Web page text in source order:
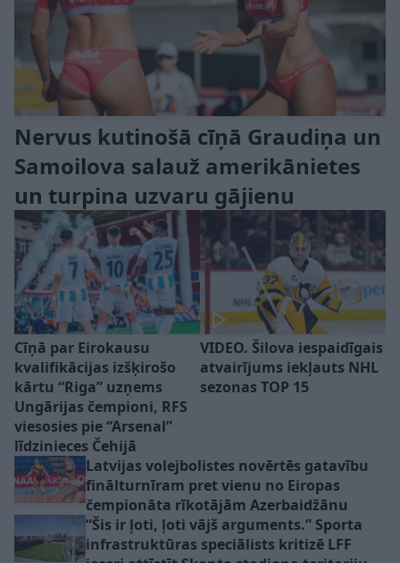
Nervus kutinošā cīņā Graudiņa un
Samoilova salauž amerikānietes
un turpina uzvaru gājienu
Cīņā par Eirokausu
kvalifikācijas izšķirošo
kārtu “Riga” uzņems
Ungārijas čempioni, RFS
viesosies pie “Arsenal”
līdzinieces Čehijā
VIDEO. Šilova iespaidīgais
atvairījums iekļauts NHL
sezonas TOP 15
Latvijas volejbolistes novērtēs gatavību
finālturnīram pret vienu no Eiropas
čempionāta rīkotājām Azerbaidžānu
“Šis ir ļoti, ļoti vājš arguments.” Sporta
infrastruktūras speciālists kritizē LFF